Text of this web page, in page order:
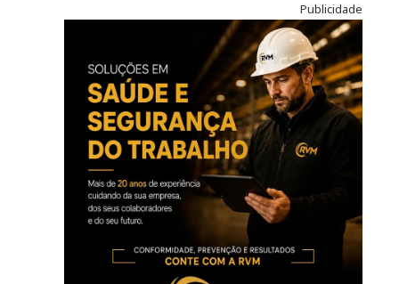
Publicidade